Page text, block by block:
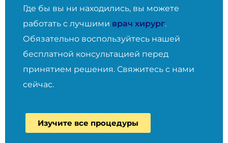
Где бы вы ни находились, вы можете
работать с лучшими врач хирург.
Обязательно воспользуйтесь нашей
бесплатной консультацией перед
принятием решения. Свяжитесь с нами
сейчас.
Изучите все процедуры